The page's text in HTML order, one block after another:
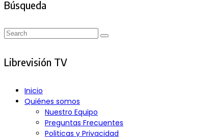
Búsqueda
Search
Search
Librevisión TV
Inicio
Quiénes somos
Nuestro Equipo
Preguntas Frecuentes
Politicas y Privacidad